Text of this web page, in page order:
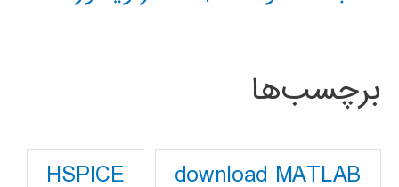
برچسب‌ها
download MATLAB
HSPICE